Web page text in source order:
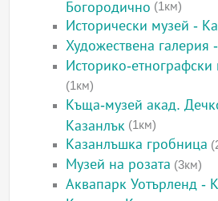
Богородично (1км)
Исторически музей -
Художествена галерия
Историко-етнографски
(1км)
Къща-музей акад.
Казанлък (1км)
Казанлъшка гробница
Музей на розата (3км)
Аквапарк Уотърленд -